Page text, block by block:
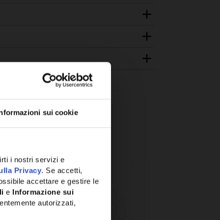
sui cookie
i nostri servizi e
Privacy. Se accetti,
accettare e gestire le
e Informazione sui
autorizzati,